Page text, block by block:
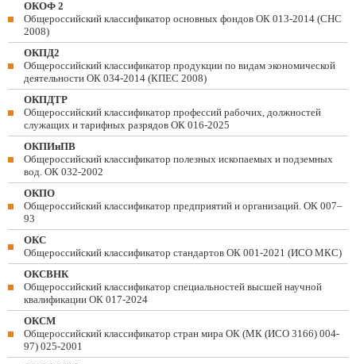
ОКОФ 2
Общероссийский классификатор основных фондов ОК 013-2014 (СНС
2008)
ОКПД2
Общероссийский классификатор продукции по видам экономической
деятельности ОК 034-2014 (КПЕС 2008)
ОКПДТР
Общероссийский классификатор профессий рабочих, должностей
служащих и тарифных разрядов ОК 016-2025
ОКПИиПВ
Общероссийский классификатор полезных ископаемых и подземных
вод. ОК 032-2002
ОКПО
Общероссийский классификатор предприятий и организаций. ОК 007–
93
ОКС
Общероссийский классификатор стандартов ОК 001-2021 (ИСО МКС)
ОКСВНК
Общероссийский классификатор специальностей высшей научной
квалификации ОК 017-2024
ОКСМ
Общероссийский классификатор стран мира ОК (МК (ИСО 3166) 004-
97) 025-2001